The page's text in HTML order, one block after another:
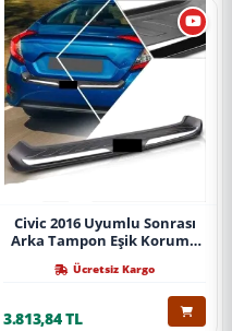
Civic 2016 Uyumlu Sonrası
Arka Tampon Eşik Koruma
Ücretsiz Kargo
3.813,84 TL